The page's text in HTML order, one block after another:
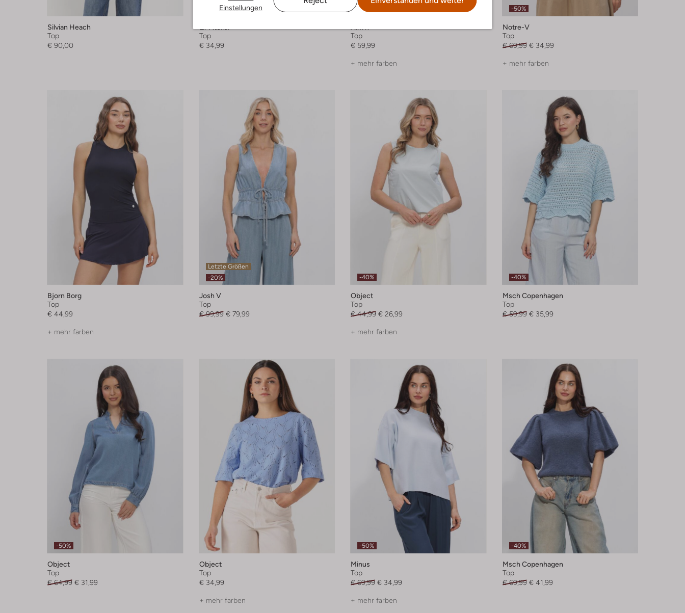
Einstellungen
Silvian Heach
Top
€ 90,00
Top
€ 34,99
Top
€ 59,99
+ mehr farben
-50%
Notre-V
Top
€ 69,99 € 34,99
+ mehr farben
Bjorn Borg
Top
€ 44,99
+ mehr farben
Letzte Größen
-20%
Josh V
Top
€ 99,99 € 79,99
-40%
Object
Top
€ 44,99 € 26,99
+ mehr farben
-40%
Msch Copenhagen
Top
€ 59,99 € 35,99
-50%
Object
Top
€ 64,99 € 31,99
Object
Top
€ 34,99
+ mehr farben
-50%
Minus
Top
€ 69,99 € 34,99
+ mehr farben
-40%
Msch Copenhagen
Top
€ 69,99 € 41,99